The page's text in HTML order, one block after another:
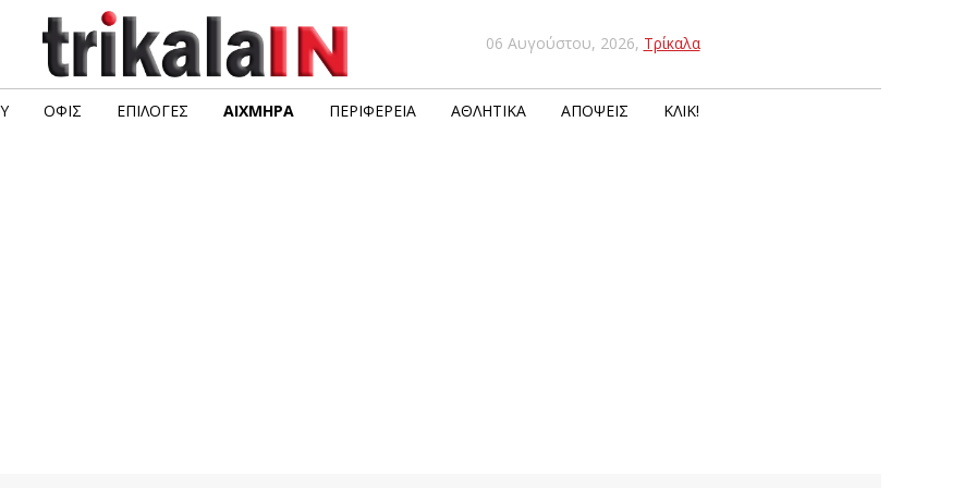
06 Αυγούστου, 2026, Τρίκαλα
ΟΦΙΣ ΕΠΙΛΟΓΈΣ ΑΙΧΜΗΡΆ ΠΕΡΙΦΈΡΕΙΑ ΑΘΛΗΤΙΚΆ ΑΠΌΨΕΙΣ ΚΛΙΚ!